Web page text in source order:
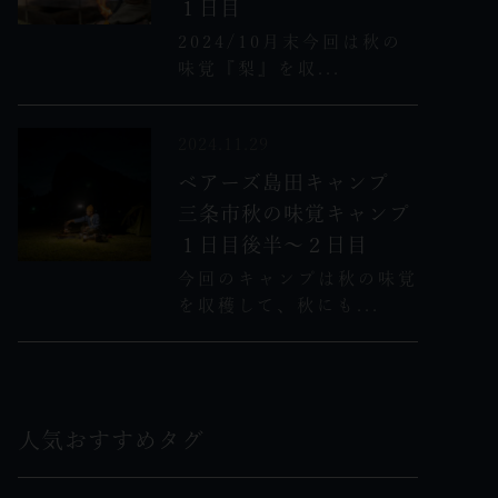
１日目
2024/10月末今回は秋の
味覚『梨』を収...
ベアーズ島田キャンプ
三条市秋の味覚キャンプ
１日目後半～２日目
今回のキャンプは秋の味覚
を収穫して、秋にも...
人気おすすめタグ